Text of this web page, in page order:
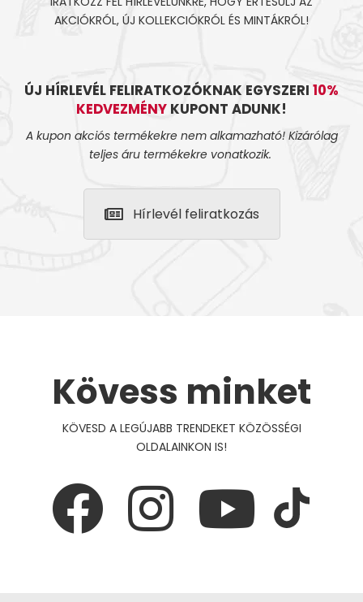
AKCIÓKRÓL, ÚJ KOLLEKCIÓKRÓL ÉS MINTÁKRÓL!
ÚJ HÍRLEVÉL FELIRATKOZÓKNAK EGYSZERI 10%
KEDVEZMÉNY KUPONT ADUNK!
A kupon akciós termékekre nem alkamazható! Kizárólag
teljes áru termékekre vonatkozik.
Hírlevél feliratkozás
Kövess minket
KÖVESD A LEGÚJABB TRENDEKET KÖZÖSSÉGI
OLDALAINKON IS!